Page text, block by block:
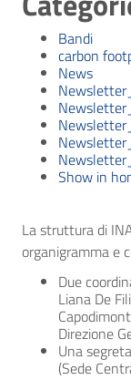
Bandi
carbon
News
Show in
La struttura di
organigramma e
Due
Liana De
Direzione
Una
(Sede